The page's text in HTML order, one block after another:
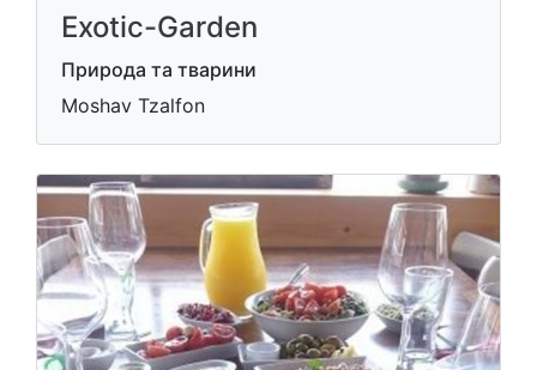
Exotic-Garden
Природа та тварини
Moshav Tzalfon